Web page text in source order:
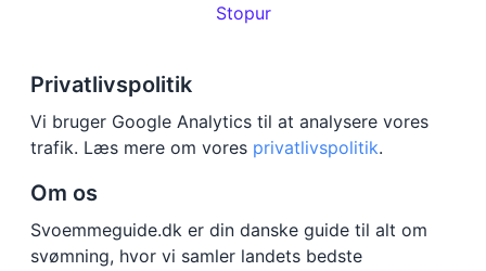
Stopur
Privatlivspolitik
Vi bruger Google Analytics til at analysere vores
trafik. Læs mere om vores privatlivspolitik.
Om os
Svoemmeguide.dk er din danske guide til alt om
svømning, hvor vi samler landets bedste